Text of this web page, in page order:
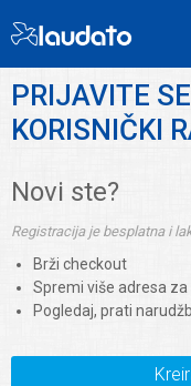
PRIJAVITE
KORISNIČKI
Novi ste?
Registracija je besplatna i
Brži checkout
Spremi više adresa za
Pogledaj, prati